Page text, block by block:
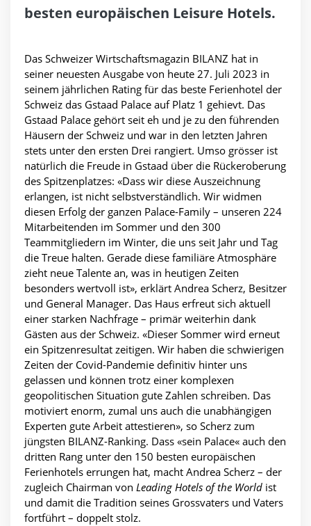
besten europäischen Leisure Hotels.
Das Schweizer Wirtschaftsmagazin BILANZ hat in
seiner neuesten Ausgabe von heute 27. Juli 2023 in
seinem jährlichen Rating für das beste Ferienhotel der
Schweiz das Gstaad Palace auf Platz 1 gehievt. Das
Gstaad Palace gehört seit eh und je zu den führenden
Häusern der Schweiz und war in den letzten Jahren
stets unter den ersten Drei rangiert. Umso grösser ist
natürlich die Freude in Gstaad über die Rückeroberung
des Spitzenplatzes: «Dass wir diese Auszeichnung
erlangen, ist nicht selbstverständlich. Wir widmen
diesen Erfolg der ganzen Palace-Family – unseren 224
Mitarbeitenden im Sommer und den 300
Teammitgliedern im Winter, die uns seit Jahr und Tag
die Treue halten. Gerade diese familiäre Atmosphäre
zieht neue Talente an, was in heutigen Zeiten
besonders wertvoll ist», erklärt Andrea Scherz, Besitzer
und General Manager. Das Haus erfreut sich aktuell
einer starken Nachfrage – primär weiterhin dank
Gästen aus der Schweiz. «Dieser Sommer wird erneut
ein Spitzenresultat zeitigen. Wir haben die schwierigen
Zeiten der Covid-Pandemie definitiv hinter uns
gelassen und können trotz einer komplexen
geopolitischen Situation gute Zahlen schreiben. Das
motiviert enorm, zumal uns auch die unabhängigen
Experten gute Arbeit attestieren», so Scherz zum
jüngsten BILANZ-Ranking. Dass «sein Palace« auch den
dritten Rang unter den 150 besten europäischen
Ferienhotels errungen hat, macht Andrea Scherz – der
zugleich Chairman von Leading Hotels of the World ist
und damit die Tradition seines Grossvaters und Vaters
fortführt – doppelt stolz.